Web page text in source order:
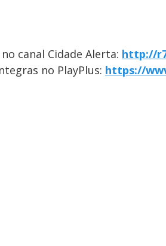
canal Cidade Alerta: http://
no PlayPlus: https://